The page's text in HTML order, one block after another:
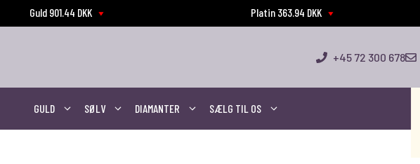
til
Guld 901.44 DKK Platin 363.94 DKK
+45 72 300 678
GULD SØLV DIAMANTER SÆLG TIL OS